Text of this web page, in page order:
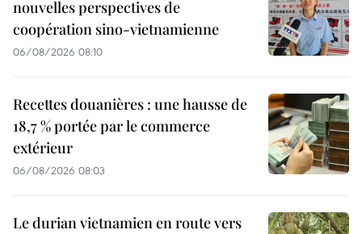
nouvelles perspectives de
coopération sino-vietnamienne
06/08/2026 08:10
Recettes douanières : une hausse de
18,7 % portée par le commerce
extérieur
06/08/2026 08:03
Le durian vietnamien en route vers